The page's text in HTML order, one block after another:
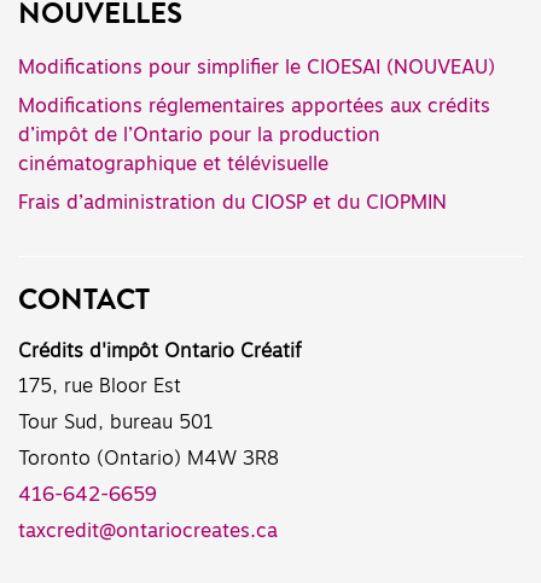
NOUVELLES
Modifications pour simplifier le CIOESAI (NOUVEAU)
Modifications réglementaires apportées aux crédits
d’impôt de l’Ontario pour la production
cinématographique et télévisuelle
Frais d’administration du CIOSP et du CIOPMIN
CONTACT
Crédits d'impôt Ontario Créatif
175, rue Bloor Est
Tour Sud, bureau 501
Toronto (Ontario) M4W 3R8
416-642-6659
taxcredit@ontariocreates.ca